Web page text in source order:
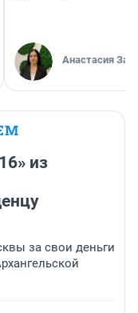
Анастасия
из
за свои деньги